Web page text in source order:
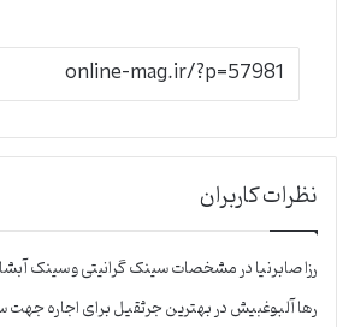
نظرات کاربران
رزا صابرنیادرمشخصات سینک گرانیتی و سینک
رها آلبوغبیشدربهترین جرثقیل برای اجاره جهت